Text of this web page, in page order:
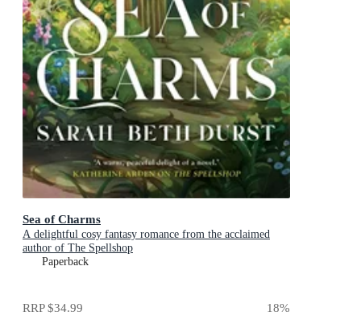
Sea of Charms
A delightful cosy fantasy romance from the acclaimed
author of The Spellshop
Paperback
RRP$34.99 18%